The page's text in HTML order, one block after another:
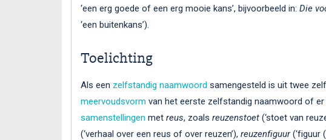
‘een erg goede of een erg mooie kans’, bijvoorbeeld in: Die
‘een buitenkans’).
Toelichting
Als een zelfstandig naamwoord samengesteld is uit twee
meervoudsvorm van het eerste zelfstandig naamwoord of er
samenstellingen met reus, zoals reuzenstoet (‘stoet van
(‘verhaal over een reus of over reuzen’), reuzenfiguur(‘figuur